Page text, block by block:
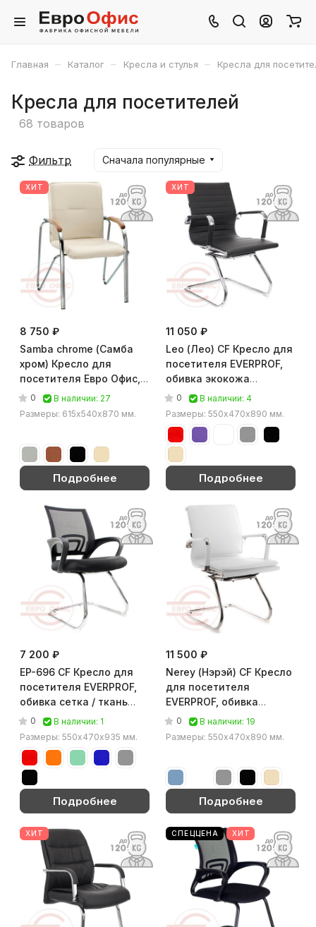
Главная – Каталог – Кресла и стулья – Кресла для
Кресла для посетителей
68 товаров
Фильтр Сначала популярные
ХИТ
8 750 ₽
Samba chrome (Самба
хром) Кресло для
посетителя Евро Офис,
обивка экокожа
(Бежевый)
0
В наличии: 27
Размеры: 615х540х870 мм.
Подробнее
ХИТ
11 050 ₽
Leo (Лео) CF Кресло для
посетителя EVERPROF,
обивка экокожа
(Чёрный)
0
В наличии: 4
Размеры: 550х470х890 мм.
Подробнее
7 200 ₽
EP-696 CF Кресло для
посетителя EVERPROF,
обивка сетка / ткань
(Чёрный)
0
В наличии: 1
Размеры: 550х470х935 мм.
Подробнее
11 500 ₽
Nerey (Нэрэй) CF Кресло
для посетителя
EVERPROF, обивка
экокожа (Белый)
0
В наличии: 19
Размеры: 550х470х890 мм.
Подробнее
ХИТ СПЕЦЦЕНА ХИТ